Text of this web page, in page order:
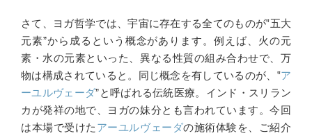
さて、ヨガ哲学では、宇宙に存在する全てのものが‟五大
元素”から成るという概念があります。例えば、火の元
素・水の元素といった、異なる性質の組み合わせで、万
物は構成されていると。同じ概念を有しているのが、‟ア
ーユルヴェーダ”と呼ばれる伝統医療。インド・スリラン
カが発祥の地で、ヨガの妹分とも言われています。今回
は本場で受けた アーユルヴェーダの施術体験を、ご紹介